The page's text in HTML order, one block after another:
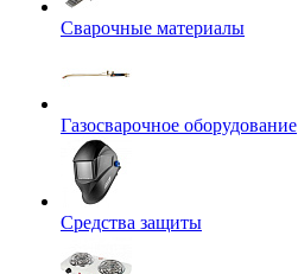
Сварочные материалы
Газосварочное оборудование
Средства защиты